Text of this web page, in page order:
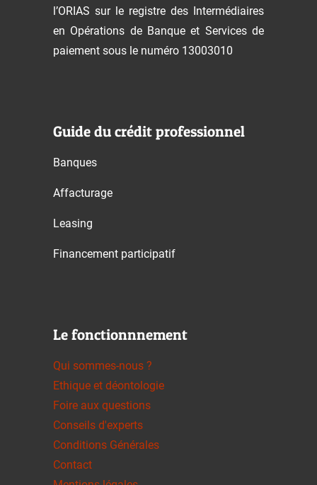
l’ORIAS sur le registre des Intermédiaires
en Opérations de Banque et Services de
paiement sous le numéro 13003010
Guide du crédit professionnel
Banques
Affacturage
Leasing
Financement participatif
Le fonctionnnement
Qui sommes-nous ?
Ethique et déontologie
Foire aux questions
Conseils d'experts
Conditions Générales
Contact